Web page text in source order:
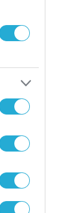
για
της